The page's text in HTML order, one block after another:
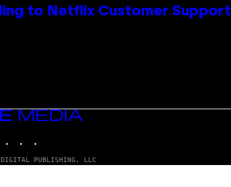
to Netflix Customer Support
PUBLISHING, LLC